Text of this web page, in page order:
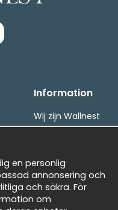
Information
Wij zijn Wallnest
FAQ
en personlig
annonsering och
och säkra. För
om